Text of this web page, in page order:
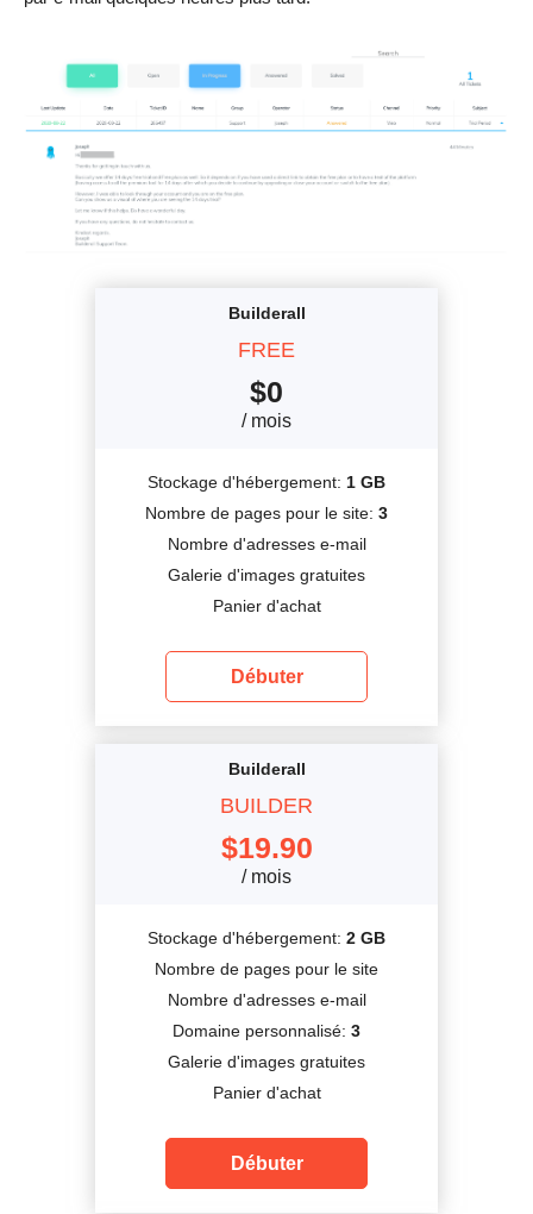
Builderall
FREE
$0
/ mois
Stockage d'hébergement: 1 GB
Nombre de pages pour le site: 3
Nombre d'adresses e-mail
Galerie d'images gratuites
Panier d'achat
Débuter
Builderall
BUILDER
$19.90
/ mois
Stockage d'hébergement: 2 GB
Nombre de pages pour le site
Nombre d'adresses e-mail
Domaine personnalisé: 3
Galerie d'images gratuites
Panier d'achat
Débuter